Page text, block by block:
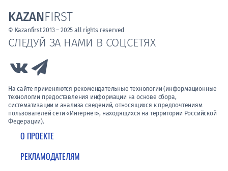
О ПРОЕКТЕ
РЕКЛАМОДАТЕЛЯМ
СЛЕДУЙ ЗА НАМИ В СОЦСЕТЯХ
Link to Vk
На сайте применяются рекомендательные технологии (информационные
технологии предоставления информации на основе сбора,
систематизации и анализа сведений, относящихся к предпочтениям
пользователей сети «Интернет», находящихся на территории Российской
Федерации).
KAZANFIRST
© Kazanfirst 2013 – 2025 all rights reserved